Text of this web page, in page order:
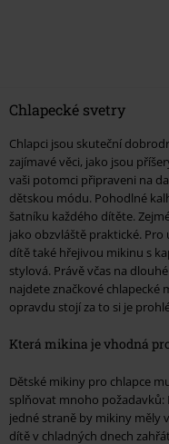
Chlapecké svetry
Chlapci jsou skuteční
zajímavé věci, jako jsou
vaši potomci připraveni na
dětskou módu. Pohodlné
šatníku každého dítěte.
jako obzvláště praktické.
dítě také hřejivou mikinu s
stylová. Právě včas na
najdete značkové chlapecké
opravdu stojí za to si je
Která mikina je vhodná
Dětské mikiny pro chlapce
splňovat mnoho požadavků:
jedné straně by mikiny měly
dítě v chladných dnech